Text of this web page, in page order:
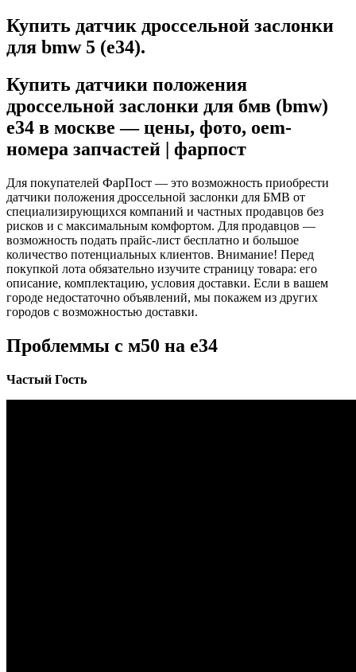
Купить датчик дроссельной заслонки
для bmw 5 (e34).
Купить датчики положения
дроссельной заслонки для бмв (bmw)
e34 в москве — цены, фото, oem-
номера запчастей | фарпост
Для покупателей ФарПост — это возможность приобрести
датчики положения дроссельной заслонки для БМВ от
специализирующихся компаний и частных продавцов без
рисков и с максимальным комфортом. Для продавцов —
возможность подать прайс-лист бесплатно и большое
количество потенциальных клиентов. Внимание! Перед
покупкой лота обязательно изучите страницу товара: его
описание, комплектацию, условия доставки. Если в вашем
городе недостаточно объявлений, мы покажем из других
городов с возможностью доставки.
Проблеммы с м50 на е34
Частый Гость